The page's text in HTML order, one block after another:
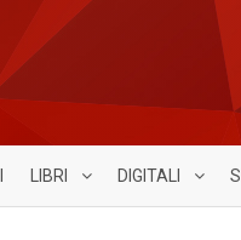
LIBRI DIGITALI